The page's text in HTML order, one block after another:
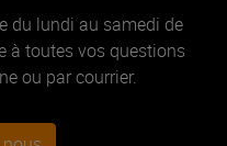
du lundi au samedi de
à toutes vos questions
ou par courrier.